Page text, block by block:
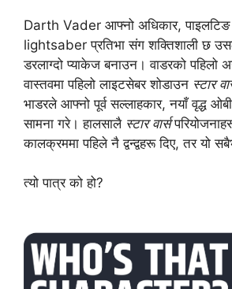
Darth Vader आफ्नो अधिकार,
lightsaber प्रतिभा संग शक्तिशाली छ
डरलाग्दो प्याकेज बनाउन। वाडरको पहिलो
वास्तवमा पहिलो लाइटसेबर शोडाउन स्टार
भाडरले आफ्नो पूर्व सल्लाहकार, नयाँ वृद्ध
सामना गरे। हालसालै स्टार वार्स
कालक्रममा पहिले नै द्वन्द्वहरू दिए, तर यो
त्यो पात्र को हो?